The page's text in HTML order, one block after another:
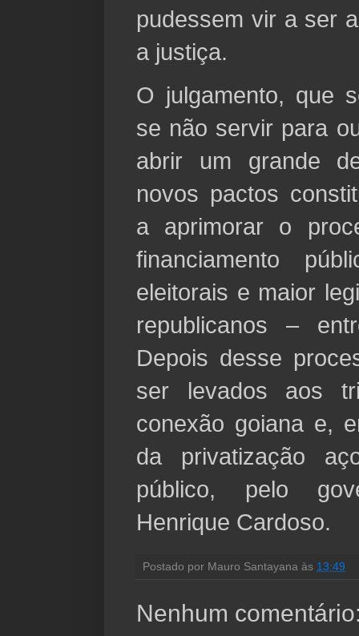
pudessem vir a ser
a justiça.
O julgamento, que
se não servir para
abrir um grande
novos pactos
a aprimorar o
financiamento
eleitorais e maior
republicanos –
Depois desse
ser levados aos
conexão goiana e,
da privatização
público, pelo
Henrique Cardoso.
Postado por Mauro Santayana às 13:49
Nenhum